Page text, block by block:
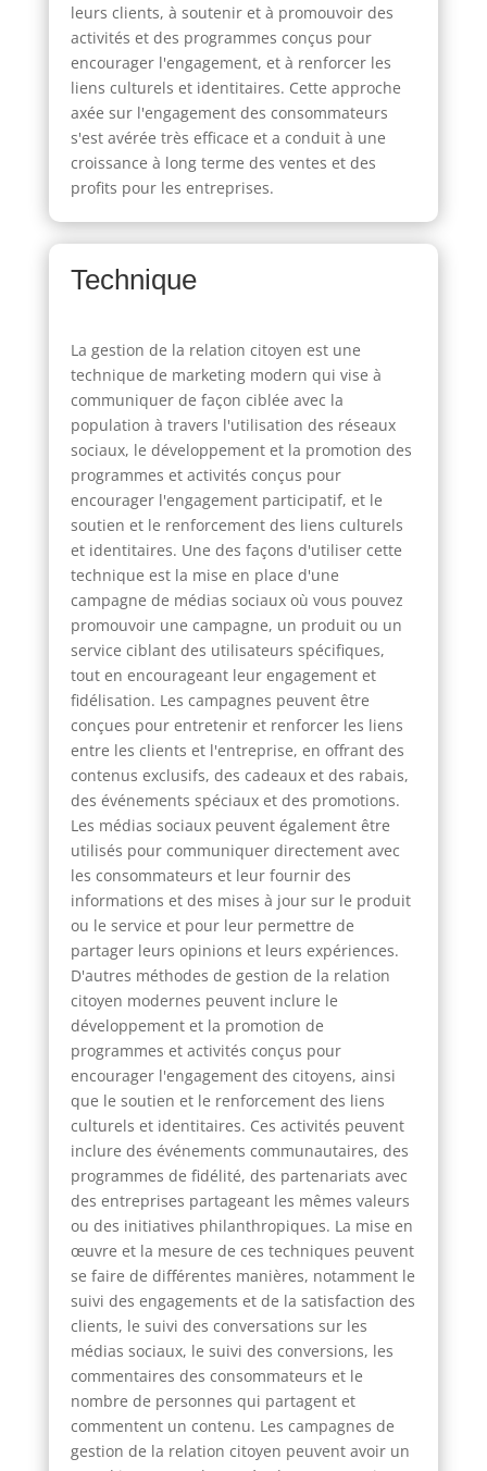
leurs clients, à soutenir et à promouvoir des
activités et des programmes conçus pour
encourager l'engagement, et à renforcer les
liens culturels et identitaires. Cette approche
axée sur l'engagement des consommateurs
s'est avérée très efficace et a conduit à une
croissance à long terme des ventes et des
profits pour les entreprises.
Technique
La gestion de la relation citoyen est une
technique de marketing modern qui vise à
communiquer de façon ciblée avec la
population à travers l'utilisation des réseaux
sociaux, le développement et la promotion des
programmes et activités conçus pour
encourager l'engagement participatif, et le
soutien et le renforcement des liens culturels
et identitaires. Une des façons d'utiliser cette
technique est la mise en place d'une
campagne de médias sociaux où vous pouvez
promouvoir une campagne, un produit ou un
service ciblant des utilisateurs spécifiques,
tout en encourageant leur engagement et
fidélisation. Les campagnes peuvent être
conçues pour entretenir et renforcer les liens
entre les clients et l'entreprise, en offrant des
contenus exclusifs, des cadeaux et des rabais,
des événements spéciaux et des promotions.
Les médias sociaux peuvent également être
utilisés pour communiquer directement avec
les consommateurs et leur fournir des
informations et des mises à jour sur le produit
ou le service et pour leur permettre de
partager leurs opinions et leurs expériences.
D'autres méthodes de gestion de la relation
citoyen modernes peuvent inclure le
développement et la promotion de
programmes et activités conçus pour
encourager l'engagement des citoyens, ainsi
que le soutien et le renforcement des liens
culturels et identitaires. Ces activités peuvent
inclure des événements communautaires, des
programmes de fidélité, des partenariats avec
des entreprises partageant les mêmes valeurs
ou des initiatives philanthropiques. La mise en
œuvre et la mesure de ces techniques peuvent
se faire de différentes manières, notamment le
suivi des engagements et de la satisfaction des
clients, le suivi des conversations sur les
médias sociaux, le suivi des conversions, les
commentaires des consommateurs et le
nombre de personnes qui partagent et
commentent un contenu. Les campagnes de
gestion de la relation citoyen peuvent avoir un